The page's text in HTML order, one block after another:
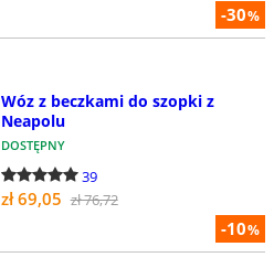
-30%
-10%
Wóz z beczkami do szopki z
Neapolu
DOSTĘPNY
39
zł 69,05 zł 76,72